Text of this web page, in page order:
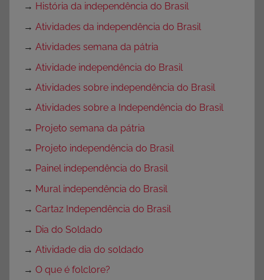
→ História da independência do Brasil
→ Atividades da independência do Brasil
→ Atividades semana da pátria
→ Atividade independência do Brasil
→ Atividades sobre independência do Brasil
→ Atividades sobre a Independência do Brasil
→ Projeto semana da pátria
→ Projeto independência do Brasil
→ Painel independência do Brasil
→ Mural independência do Brasil
→ Cartaz Independência do Brasil
→ Dia do Soldado
→ Atividade dia do soldado
→ O que é folclore?